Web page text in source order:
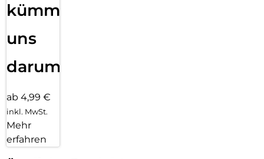
kümmern
uns
darum!
ab 4,99 €
inkl. MwSt.
Mehr
erfahren